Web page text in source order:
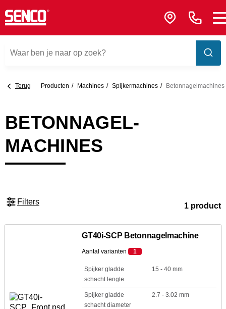
Terug Producten Machines Spijker­machines Betonnagel­machines
BETONNAGEL­
MACHINES
Filters 1 product
GT40i-SCP Betonnagelmachine
Aantal varianten 1
Spijker gladde
schacht lengte
15 - 40 mm
Spijker gladde
schacht diameter
2.7 - 3.02 mm